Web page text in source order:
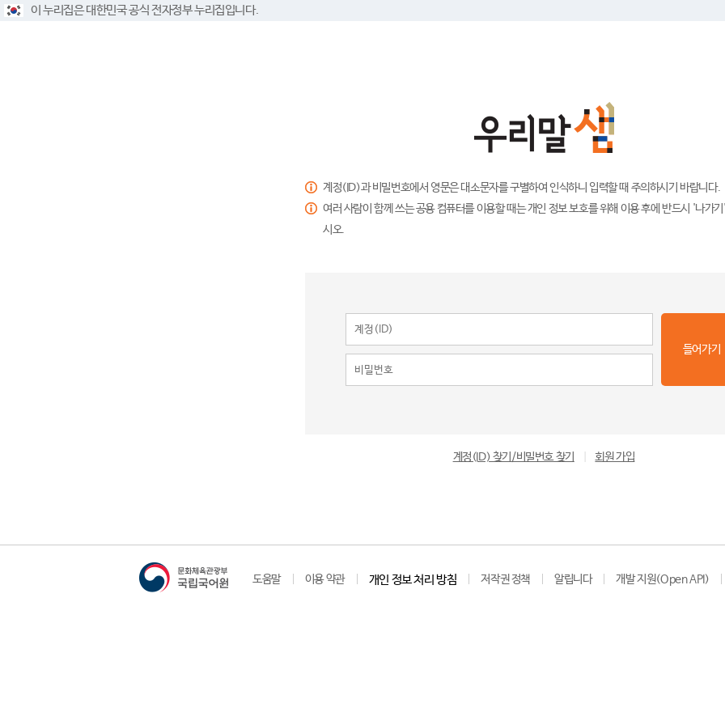
이 누리집은 대한민국 공식 전자정부 누리집입니다.
계정(ID)과 비밀번호에서 영문은 대소문자를 구별하여 인식하니 입력할 때 주의하시기 바랍니다.
여러 사람이 함께 쓰는 공용 컴퓨터를 이용할 때는 개인 정보 보호를 위해 이용 후에 반드시 '나가
시오.
들어가기
계정(ID) 찾기/비밀번호 찾기 회원 가입
도움말 이용 약관 개인 정보 처리 방침 저작권 정책 알립니다 개발 지원(Open API)